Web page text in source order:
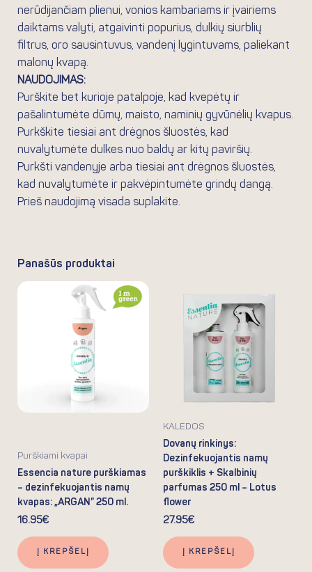
nerūdijančiam plienui, vonios kambariams ir įvairiems
daiktams valyti, atgaivinti popurius, dulkių siurblių
filtrus, oro sausintuvus, vandenį lygintuvams, paliekant
malonų kvapą.
NAUDOJIMAS:
Purškite bet kurioje patalpoje, kad kvepėtų ir
pašalintumėte dūmų, maisto, naminių gyvūnėlių kvapus.
Purkškite tiesiai ant drėgnos šluostės, kad
nuvalytumėte dulkes nuo baldų ar kitų paviršių.
Purkšti vandenyje arba tiesiai ant drėgnos šluostės,
kad nuvalytumėte ir pakvėpintumėte grindų dangą.
Prieš naudojimą visada suplakite.
Panašūs produktai
Purškiami kvapai
Essencia nature purškiamas
– dezinfekuojantis namų
kvapas: „ARGAN” 250 ml.
16.95€
Į KREPŠELĮ
KALĖDOS
Dovanų rinkinys:
Dezinfekuojantis namų
purškiklis + Skalbinių
parfumas 250 ml – Lotus
flower
27.95€
Į KREPŠELĮ